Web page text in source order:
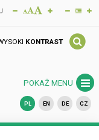
KONTRAST
POKAŻ MENU
PL EN DE CZ